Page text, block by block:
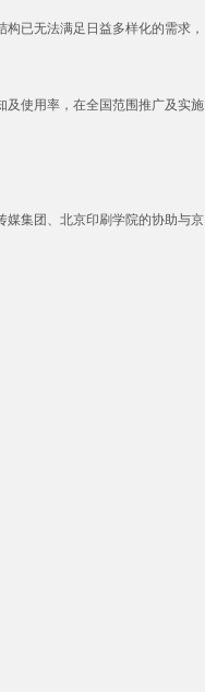
已无法满足日益多样化的需求，
及使用率，在全国范围推广及实施
媒集团、北京印刷学院的协助与京